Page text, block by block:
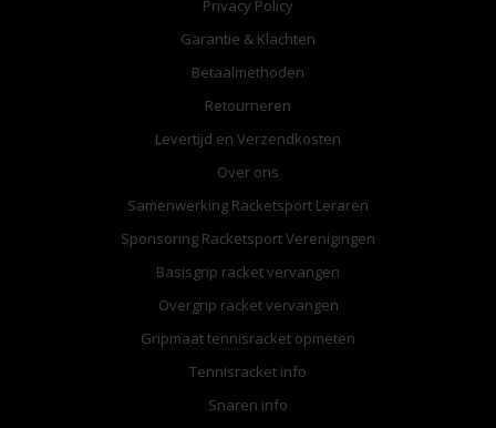
Privacy Policy
Garantie & Klachten
Betaalmethoden
Retourneren
Levertijd en Verzendkosten
Over ons
Samenwerking Racketsport Leraren
Sponsoring Racketsport Verenigingen
Basisgrip racket vervangen
Overgrip racket vervangen
Gripmaat tennisracket opmeten
Tennisracket info
Snaren info